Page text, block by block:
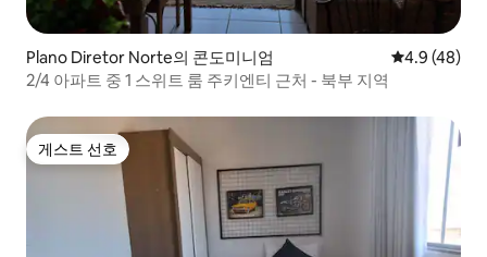
Plano Diretor Norte의 콘도미니엄 평점 4.9점(5
4.9 (48)
2/4 아파트 중 1 스위트 룸 주키엔티 근처 - 북부 지역
게스트 선호
게스트 선호